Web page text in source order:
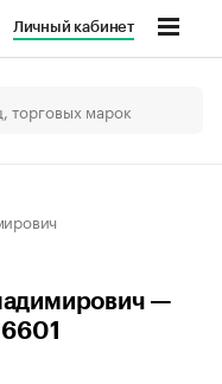
Личный кабинет
—